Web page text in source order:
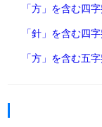
「方」を含む四
「針」を含む四
「方」を含む五